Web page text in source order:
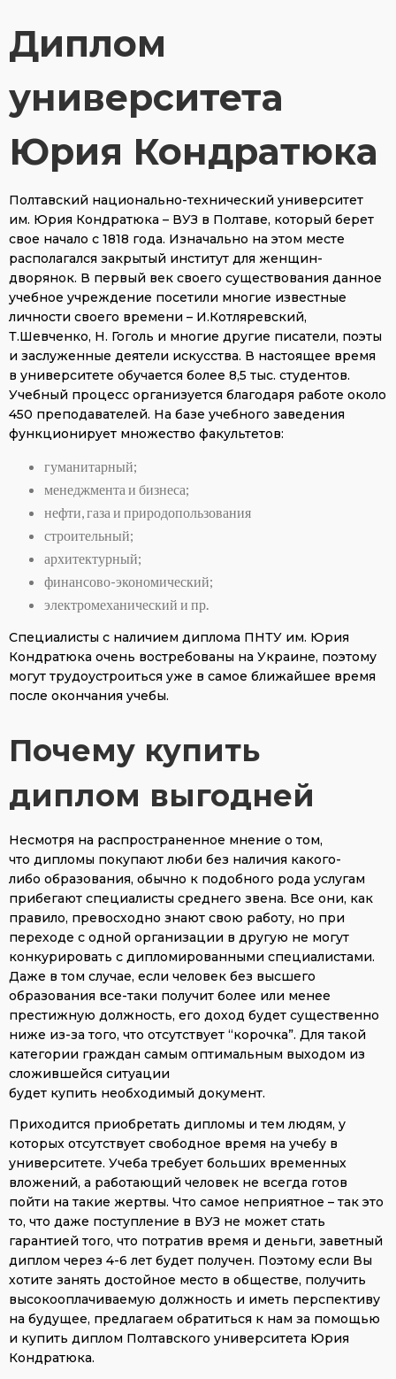
Диплом
университета
Юрия Кондратюка
Полтавский национально-технический университет
им. Юрия Кондратюка – ВУЗ в Полтаве, который берет
свое начало с 1818 года. Изначально на этом месте
располагался закрытый институт для женщин-
дворянок. В первый век своего существования данное
учебное учреждение посетили многие известные
личности своего времени – И.Котляревский,
Т.Шевченко, Н. Гоголь и многие другие писатели, поэты
и заслуженные деятели искусства. В настоящее время
в университете обучается более 8,5 тыс. студентов.
Учебный процесс организуется благодаря работе около
450 преподавателей. На базе учебного заведения
функционирует множество факультетов:
гуманитарный;
менеджмента и бизнеса;
нефти, газа и природопользования
строительный;
архитектурный;
финансово-экономический;
электромеханический и пр.
Специалисты с наличием диплома ПНТУ им. Юрия
Кондратюка очень востребованы на Украине, поэтому
могут трудоустроиться уже в самое ближайшее время
после окончания учебы.
Почему купить
диплом выгодней
Несмотря на распространенное мнение о том,
что дипломы покупают люби без наличия какого-
либо образования, обычно к подобного рода услугам
прибегают специалисты среднего звена. Все они, как
правило, превосходно знают свою работу, но при
переходе с одной организации в другую не могут
конкурировать с дипломированными специалистами.
Даже в том случае, если человек без высшего
образования все-таки получит более или менее
престижную должность, его доход будет существенно
ниже из-за того, что отсутствует “корочка”. Для такой
категории граждан самым оптимальным выходом из
сложившейся ситуации
будет купить необходимый документ.
Приходится приобретать дипломы и тем людям, у
которых отсутствует свободное время на учебу в
университете. Учеба требует больших временных
вложений, а работающий человек не всегда готов
пойти на такие жертвы. Что самое неприятное – так это
то, что даже поступление в ВУЗ не может стать
гарантией того, что потратив время и деньги, заветный
диплом через 4-6 лет будет получен. Поэтому если Вы
хотите занять достойное место в обществе, получить
высокооплачиваемую должность и иметь перспективу
на будущее, предлагаем обратиться к нам за помощью
и купить диплом Полтавского университета Юрия
Кондратюка.